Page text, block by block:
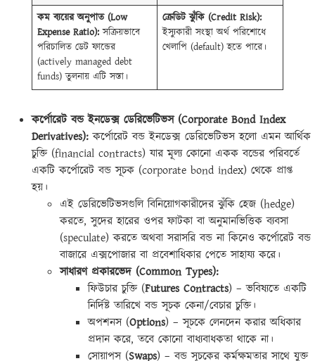
কম ব্যয়ের অনুপাত (Low
Expense Ratio): সক্রিয়ভাবে
পরিচালিত ডেট ফান্ডের
(actively managed debt
funds) তুলনায় এটি সস্তা।
ক্রেডিট ঝুঁকি (Credit Risk):
ইস্যুকারী সংস্থা অর্থ পরিশোধে
খেলাপি (default) হতে পারে।
কর্পোরেট বন্ড ইনডেক্স ডেরিভেটিভস (Corporate Bond Index
Derivatives): কর্পোরেট বন্ড ইনডেক্স ডেরিভেটিভস হলো এমন আর্থিক
চুক্তি (financial contracts) যার মূল্য কোনো একক বন্ডের পরিবর্তে
একটি কর্পোরেট বন্ড সূচক (corporate bond index) থেকে প্রাপ্ত
হয়।
এই ডেরিভেটিভসগুলি বিনিয়োগকারীদের ঝুঁকি হেজ (hedge)
করতে, সুদের হারের ওপর ফাটকা বা অনুমানভিত্তিক ব্যবসা
(speculate) করতে অথবা সরাসরি বন্ড না কিনেও কর্পোরেট বন্ড
বাজারে এক্সপোজার বা প্রবেশাধিকার পেতে সাহায্য করে।
সাধারণ প্রকারভেদ (Common Types):
ফিউচার চুক্তি (Futures Contracts) – ভবিষ্যতে একটি
নির্দিষ্ট তারিখে বন্ড সূচক কেনা/বেচার চুক্তি।
অপশনস (Options) – সূচকে লেনদেন করার অধিকার
প্রদান করে, তবে কোনো বাধ্যবাধকতা থাকে না।
সোয়াপস (Swaps) – বন্ড সূচকের কর্মক্ষমতার সাথে যুক্ত